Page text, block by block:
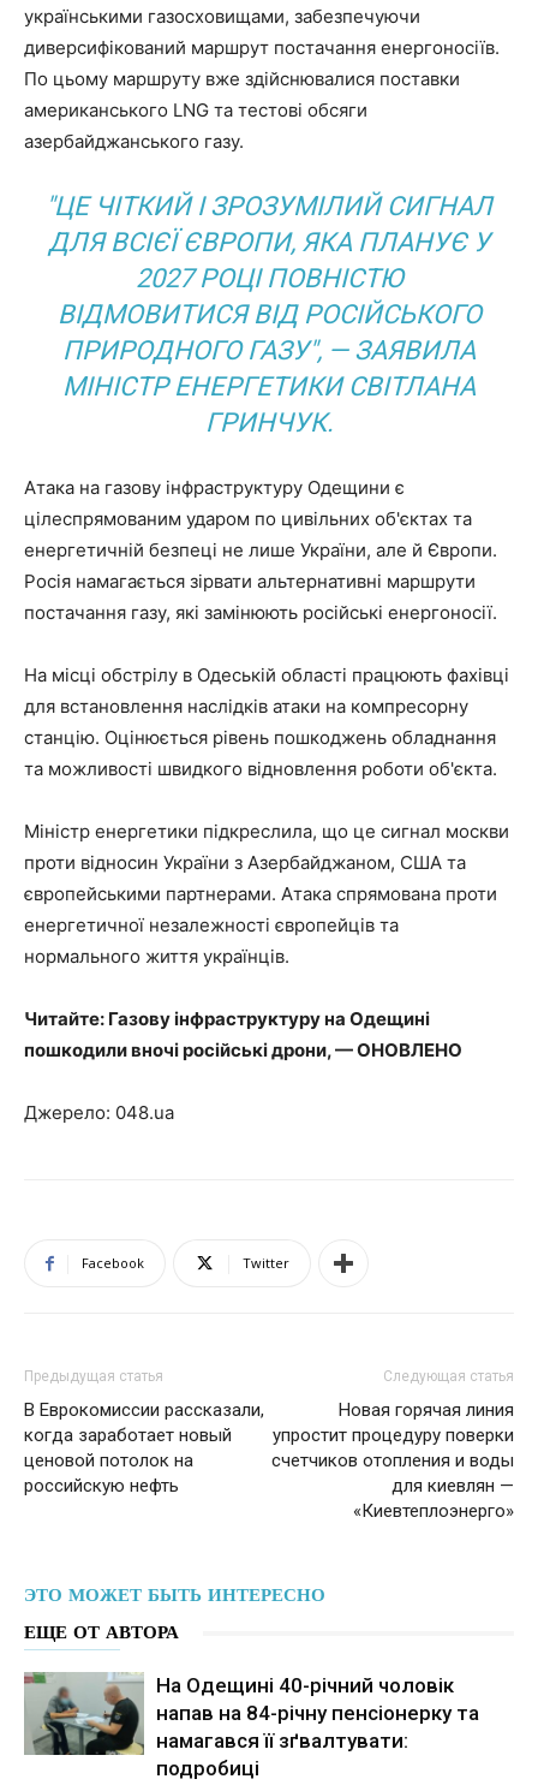
українськими газосховищами, забезпечуючи
диверсифікований маршрут постачання енергоносіїв.
По цьому маршруту вже здійснювалися поставки
американського LNG та тестові обсяги
азербайджанського газу.
"ЦЕ ЧІТКИЙ І ЗРОЗУМІЛИЙ СИГНАЛ
ДЛЯ ВСІЄЇ ЄВРОПИ, ЯКА ПЛАНУЄ У
2027 РОЦІ ПОВНІСТЮ
ВІДМОВИТИСЯ ВІД РОСІЙСЬКОГО
ПРИРОДНОГО ГАЗУ", — ЗАЯВИЛА
МІНІСТР ЕНЕРГЕТИКИ СВІТЛАНА
ГРИНЧУК.
Атака на газову інфраструктуру Одещини є
цілеспрямованим ударом по цивільних об'єктах та
енергетичній безпеці не лише України, але й Європи.
Росія намагається зірвати альтернативні маршрути
постачання газу, які замінюють російські енергоносії.
На місці обстрілу в Одеській області працюють фахівці
для встановлення наслідків атаки на компресорну
станцію. Оцінюється рівень пошкоджень обладнання
та можливості швидкого відновлення роботи об'єкта.
Міністр енергетики підкреслила, що це сигнал москви
проти відносин України з Азербайджаном, США та
європейськими партнерами. Атака спрямована проти
енергетичної незалежності європейців та
нормального життя українців.
Читайте: Газову інфраструктуру на Одещині
пошкодили вночі російські дрони, — ОНОВЛЕНО
Джерело: 048.ua
Facebook Twitter
Предыдущая статья
В Еврокомиссии рассказали,
когда заработает новый
ценовой потолок на
российскую нефть
Следующая статья
Новая горячая линия
упростит процедуру поверки
счетчиков отопления и воды
для киевлян —
«Киевтеплоэнерго»
ЭТО МОЖЕТ БЫТЬ ИНТЕРЕСНО
ЕЩЕ ОТ АВТОРА
На Одещині 40-річний чоловік
напав на 84-річну пенсіонерку та
намагався її зґвалтувати:
подробиці